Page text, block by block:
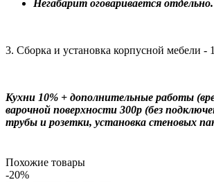
Негабарит оговаривается отдельно.
3. Сборка и установка корпусной мебели -
Кухни 10% + дополнительные работы
варочной поверхности 300р (без
трубы и розетки, установка стеновых
Похожие товары
-20%